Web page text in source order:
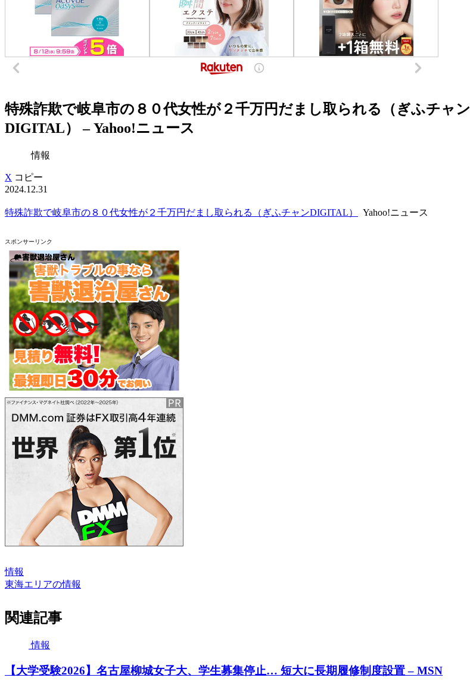
特殊詐欺で岐阜市の８０代女性が２千万円だまし取られる（ぎふチャン
DIGITAL） – Yahoo!ニュース
情報
X コピー
2024.12.31
特殊詐欺で岐阜市の８０代女性が２千万円だまし取られる（ぎふチャンDIGITAL） Yahoo!ニュース
スポンサーリンク
情報
東海エリアの情報
関連記事
情報
【大学受験2026】名古屋柳城女子大、学生募集停止… 短大に長期履修制度設置 – MSN